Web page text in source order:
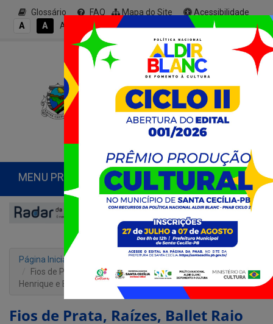
Glossário FAQ Mapa do Site
Acessibilidade
A
A A- A+
MENU PRINCIPAL
Página Inicial
Fios de Prata, Raízes, Ballet Raio de Luz, da dupla
Henrique e Edilson, e o artista solo César Sales!
Fios de Prata, Raízes, Ballet Raio